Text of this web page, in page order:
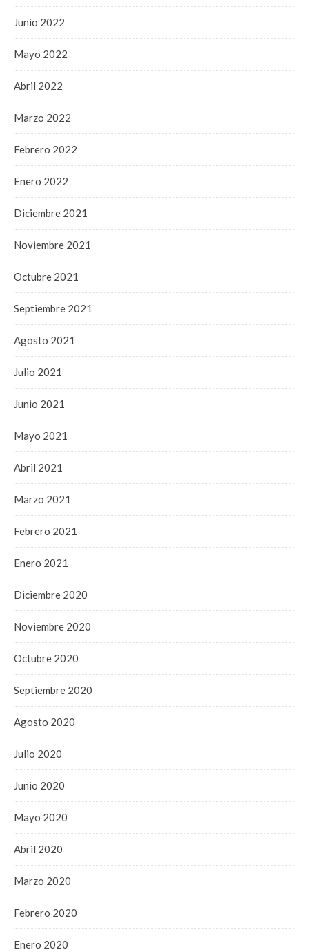
Junio 2022
Mayo 2022
Abril 2022
Marzo 2022
Febrero 2022
Enero 2022
Diciembre 2021
Noviembre 2021
Octubre 2021
Septiembre 2021
Agosto 2021
Julio 2021
Junio 2021
Mayo 2021
Abril 2021
Marzo 2021
Febrero 2021
Enero 2021
Diciembre 2020
Noviembre 2020
Octubre 2020
Septiembre 2020
Agosto 2020
Julio 2020
Junio 2020
Mayo 2020
Abril 2020
Marzo 2020
Febrero 2020
Enero 2020